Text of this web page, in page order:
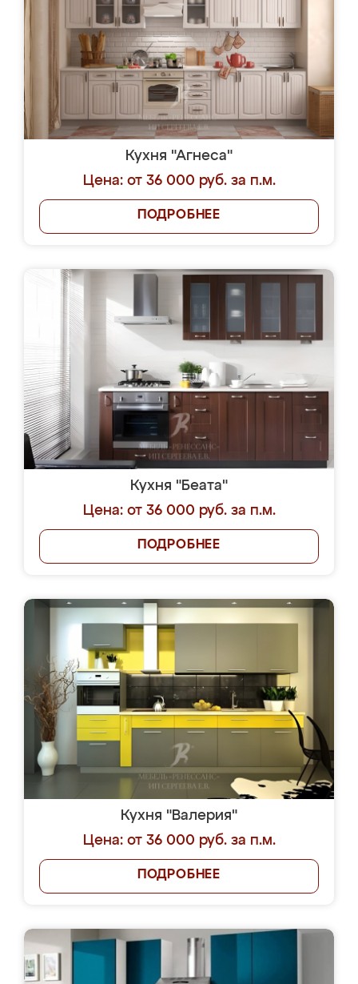
Кухня "Агнеса"
Цена: от 36 000 руб. за п.м.
ПОДРОБНЕЕ
Кухня "Беата"
Цена: от 36 000 руб. за п.м.
ПОДРОБНЕЕ
Кухня "Валерия"
Цена: от 36 000 руб. за п.м.
ПОДРОБНЕЕ